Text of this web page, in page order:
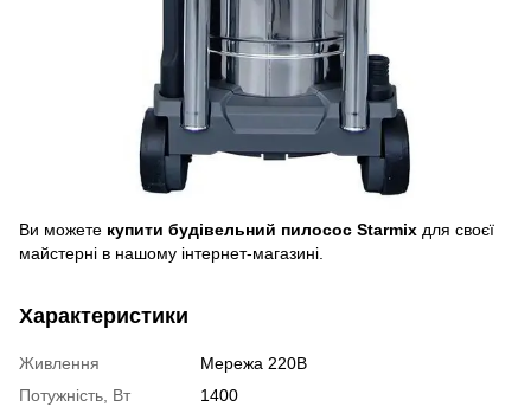
Ви можете купити будівельний пилосос Starmix для своєї
майстерні в нашому інтернет-магазині.
Характеристики
Живлення
Мережа 220В
Потужність, Вт
1400